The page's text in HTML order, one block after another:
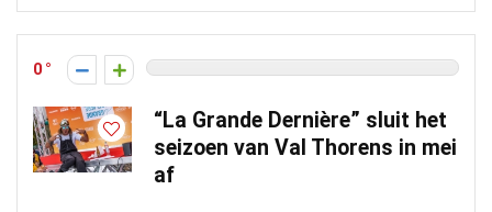
0
“La Grande Dernière” sluit het
seizoen van Val Thorens in mei
af